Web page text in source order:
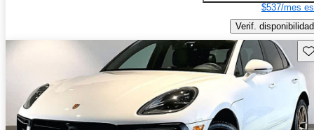
$537/mes
Verif. disponibilidad